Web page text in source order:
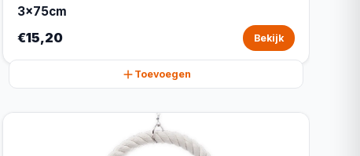
3x75cm
€15,20 Bekijk
Toevoegen